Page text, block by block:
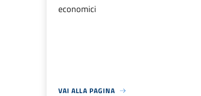
economici
VAI ALLA PAGINA